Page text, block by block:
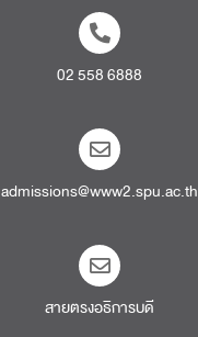
02 558 6888
admissions@www2.spu.ac.th
สายตรงอธิการบดี​